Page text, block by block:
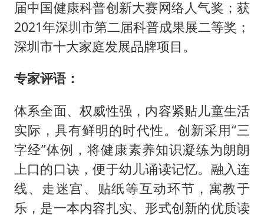
届中国健康科普创新大赛网络人气奖；获
2021年深圳市第二届科普成果展二等奖；
深圳市十大家庭发展品牌项目。
专家评语：
体系全面、权威性强，内容紧贴儿童生活
实际，具有鲜明的时代性。创新采用“三
字经”体例，将健康素养知识凝练为朗朗
上口的口诀，便于幼儿诵读记忆。融入连
线、走迷宫、贴纸等互动环节，寓教于
乐，是一本内容扎实、形式创新的优质读